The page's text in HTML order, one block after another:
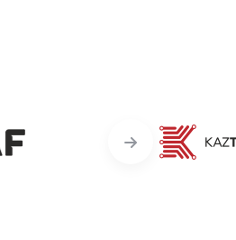
Next